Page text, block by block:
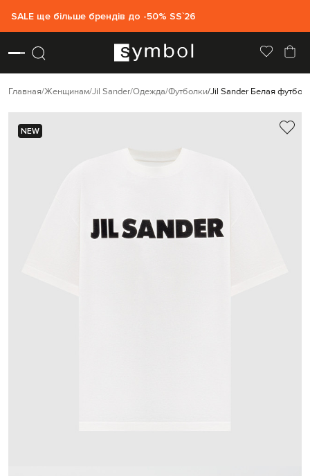
SALE ще більше брендів до -50% SS`26
Главная Женщинам Jil Sander Одежда Футболки Jil Sander Белая
NEW